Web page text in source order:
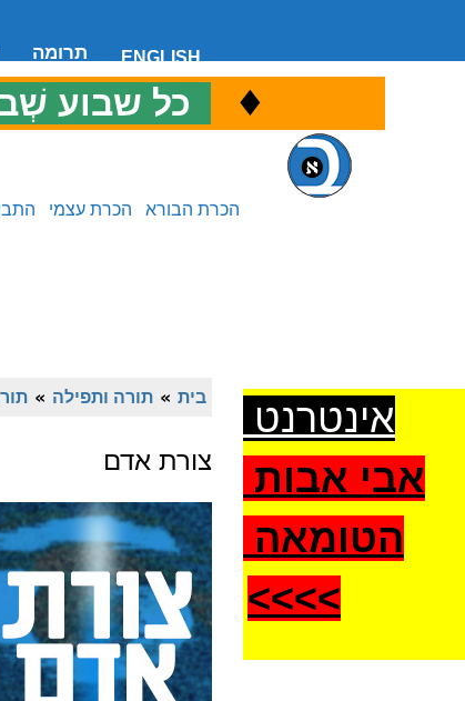
תרומה ENGLISH
♦ כל שבוע
הכרת הבורא הכרת עצמי
בית »תורה ותפילה »
צורת אדם
אינטרנט
אבי אבות
הטומאה
>>>
>